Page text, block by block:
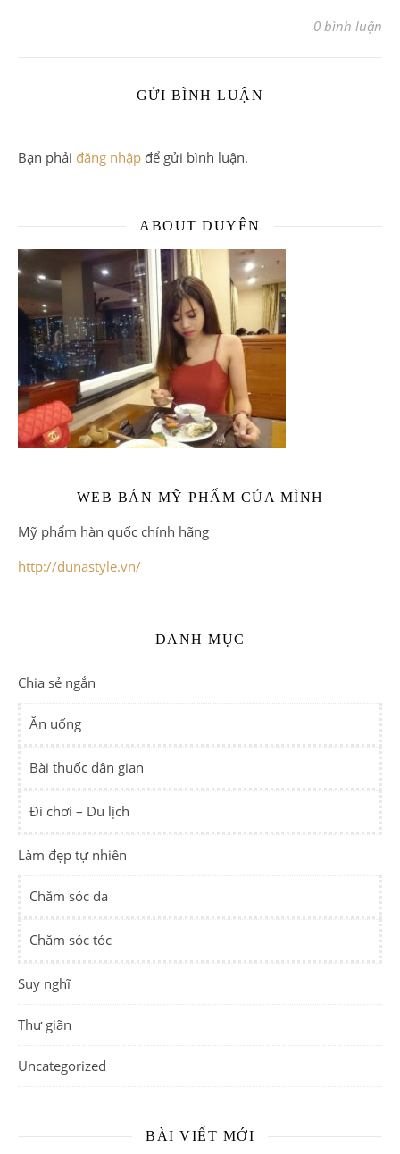
0 bình luận
GỬI BÌNH LUẬN
Bạn phải đăng nhập để gửi bình luận.
ABOUT DUYÊN
WEB BÁN MỸ PHẨM CỦA MÌNH
Mỹ phẩm hàn quốc chính hãng
http://dunastyle.vn/
DANH MỤC
Chia sẻ ngắn
Ăn uống
Bài thuốc dân gian
Đi chơi – Du lịch
Làm đẹp tự nhiên
Chăm sóc da
Chăm sóc tóc
Suy nghĩ
Thư giãn
Uncategorized
BÀI VIẾT MỚI